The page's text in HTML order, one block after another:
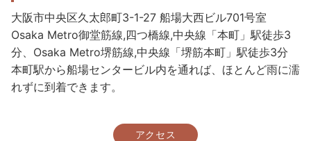
大阪市中央区久太郎町3-1-27 船場大西ビル701号室
Osaka Metro御堂筋線,四つ橋線,中央線「本町」駅徒歩3
分、Osaka Metro堺筋線,中央線「堺筋本町」駅徒歩3分
本町駅から船場センタービル内を通れば、ほとんど雨に濡
れずに到着できます。
アクセス